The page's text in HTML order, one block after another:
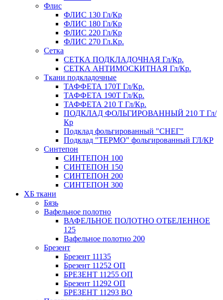
Флис
ФЛИС 130 Гл/Кр
ФЛИС 180 Гл/Кр
ФЛИС 220 Гл/Кр
ФЛИС 270 Гл.Кр.
Сетка
СЕТКА ПОДКЛАДОЧНАЯ Гл/Кр.
СЕТКА АНТИМОСКИТНАЯ Гл/Кр.
Ткани подкладочные
ТАФФЕТА 170Т Гл/Кр.
ТАФФЕТА 190Т Гл/Кр.
ТАФФЕТА 210 Т Гл/Кр.
ПОДКЛАД ФОЛЬГИРОВАННЫЙ 210 Т Гл/
Кр
Подклад фольгированный "СНЕГ"
Подклад "ТЕРМО" фольгированный ГЛ/КР
Синтепон
СИНТЕПОН 100
СИНТЕПОН 150
СИНТЕПОН 200
СИНТЕПОН 300
ХБ ткани
Бязь
Вафельное полотно
ВАФЕЛЬНОЕ ПОЛОТНО ОТБЕЛЕННОЕ
125
Вафельное полотно 200
Брезент
Брезент 11135
Брезент 11252 ОП
БРЕЗЕНТ 11255 ОП
Брезент 11292 ОП
БРЕЗЕНТ 11293 ВО